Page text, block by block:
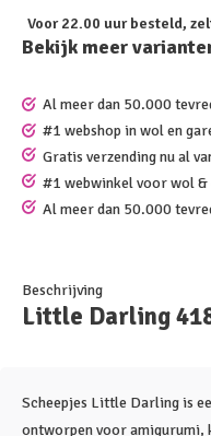
Voor 22.00 uur besteld,
Bekijk meer
Al meer dan 50.000
#1 webshop in wol en
Gratis verzending nu al
#1 webwinkel voor wol &
Al meer dan 50.000
Beschrijving
Little Darling
Scheepjes Little Darling is
ontworpen voor amigurumi,